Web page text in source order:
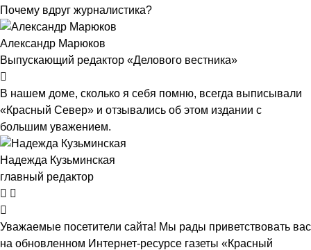
Почему вдруг журналистика?
Александр Марюков
Выпускающий редактор «Делового вестника»
В нашем доме, сколько я себя помню, всегда выписывали
«Красный Север» и отзывались об этом издании с
большим уважением.
Надежда Кузьминская
главный редактор
Уважаемые посетители сайта! Мы рады приветствовать вас
на обновленном Интернет-ресурсе газеты «Красный